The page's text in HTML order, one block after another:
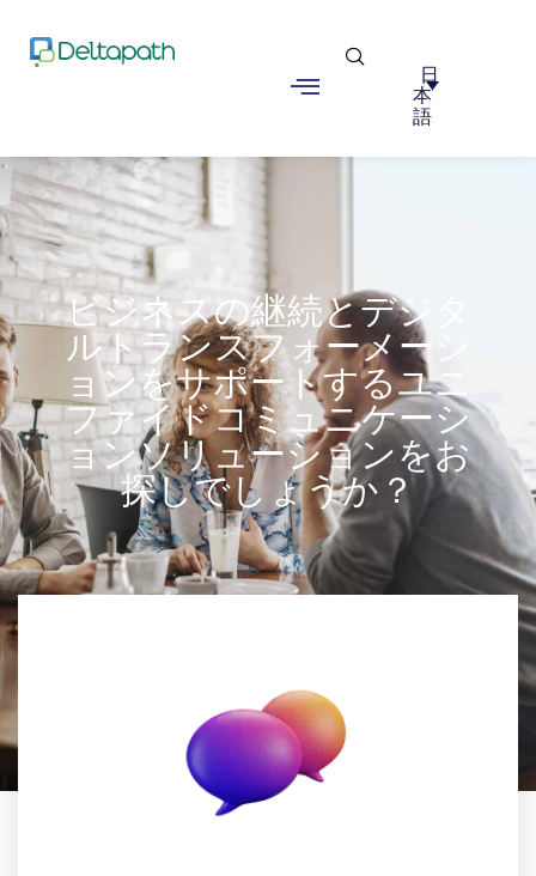
日
本
語
ビジネスの継続とデジタ
ルトランスフォーメーシ
ョンをサポートするユニ
ファイドコミュニケーシ
ョンソリューションをお
探しでしょうか？